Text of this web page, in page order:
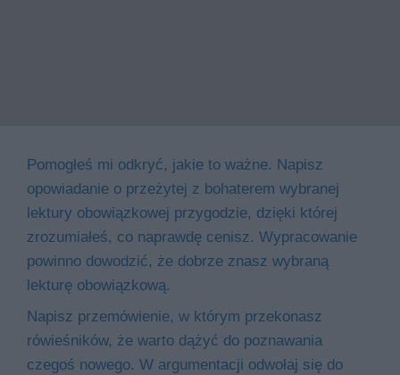
Pomogłeś mi odkryć, jakie to ważne. Napisz
opowiadanie o przeżytej z bohaterem wybranej
lektury obowiązkowej przygodzie, dzięki której
zrozumiałeś, co naprawdę cenisz. Wypracowanie
powinno dowodzić, że dobrze znasz wybraną
lekturę obowiązkową.
Napisz przemówienie, w którym przekonasz
rówieśników, że warto dążyć do poznawania
czegoś nowego. W argumentacji odwołaj się do